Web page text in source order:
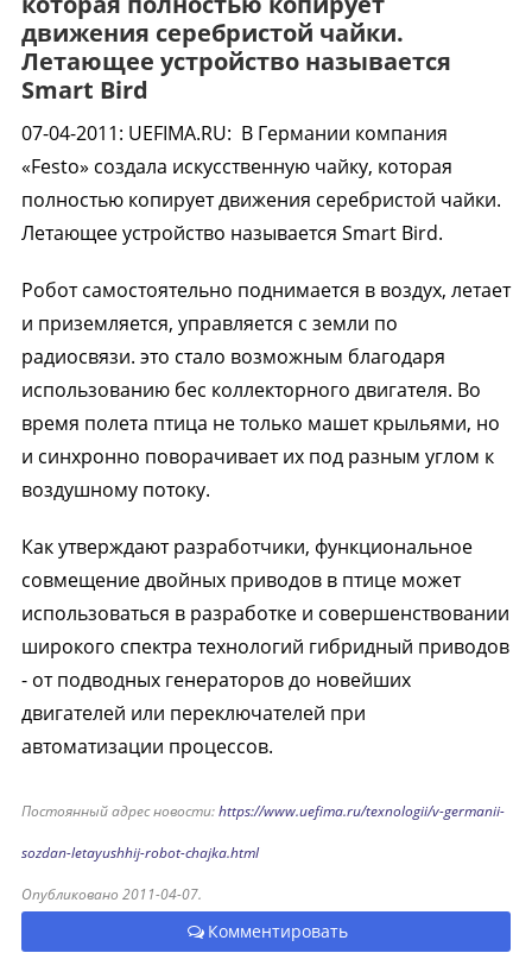
движения серебристой чайки.
Летающее устройство называется
Smart Bird
07-04-2011: UEFIMA.RU: В Германии компания
«Festo» создала искусственную чайку, которая
полностью копирует движения серебристой чайки.
Летающее устройство называется Smart Bird.
Робот самостоятельно поднимается в воздух, летает
и приземляется, управляется с земли по
радиосвязи. это стало возможным благодаря
использованию бес коллекторного двигателя. Во
время полета птица не только машет крыльями, но
и синхронно поворачивает их под разным углом к
воздушному потоку.
Как утверждают разработчики, функциональное
совмещение двойных приводов в птице может
использоваться в разработке и совершенствовании
широкого спектра технологий гибридный приводов
- от подводных генераторов до новейших
двигателей или переключателей при
автоматизации процессов.
Постоянный адрес новости:https://www.uefima.ru/texnologii/v-germanii-
sozdan-letayushhij-robot-chajka.html
Опубликовано 2011-04-07.
Комментировать